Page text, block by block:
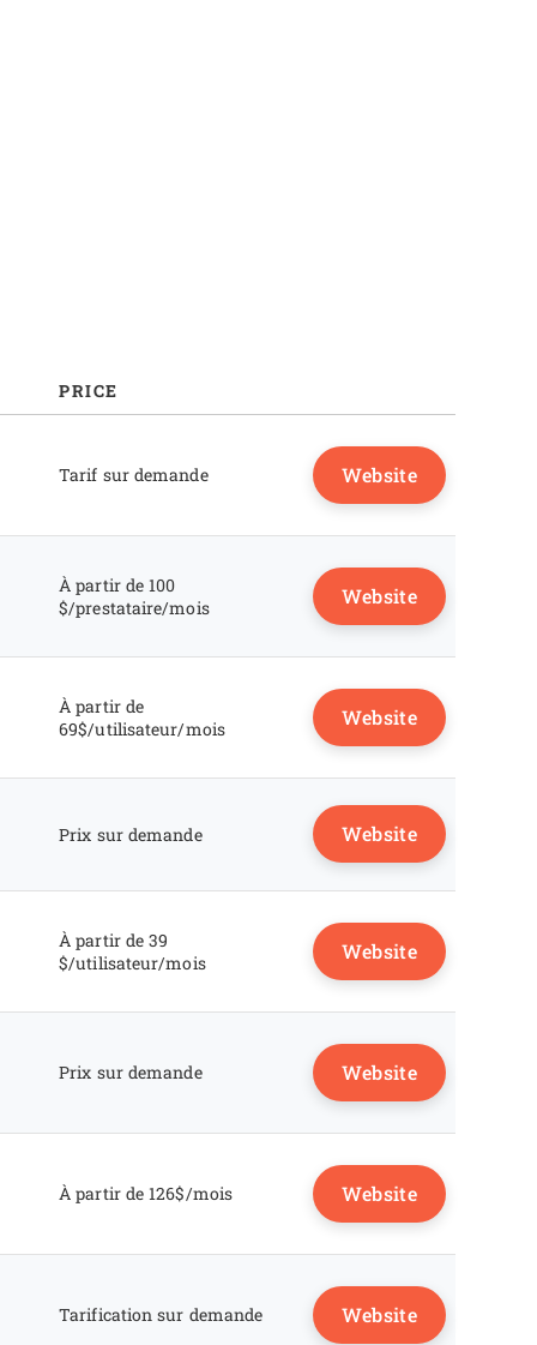
PRICE
Tarif sur demande Website
À partir de 100
$/prestataire/mois
Website
À partir de
69$/utilisateur/mois
Website
Prix sur demande Website
À partir de 39
$/utilisateur/mois
Website
Prix sur demande Website
À partir de 126$/mois Website
Tarification sur demande Website